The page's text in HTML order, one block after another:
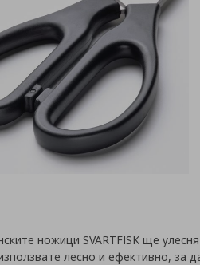
ножици SVARTFISK ще
лесно и ефективно, за